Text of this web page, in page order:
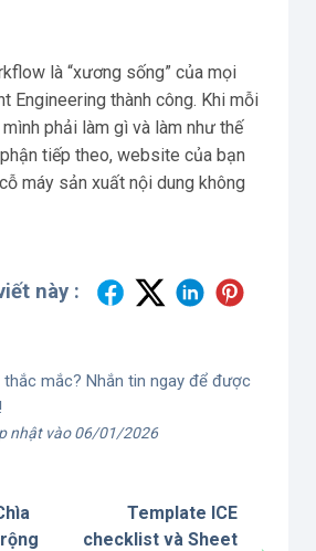
là “xương sống” của mọi
Engineering thành công. Khi mỗi
phải làm gì và làm như thế
tiếp theo, website của bạn
máy sản xuất nội dung không
này :
thắc mắc? Nhắn tin ngay để được
nhật vào 06/01/2026
Template ICE
checklist và Sheet